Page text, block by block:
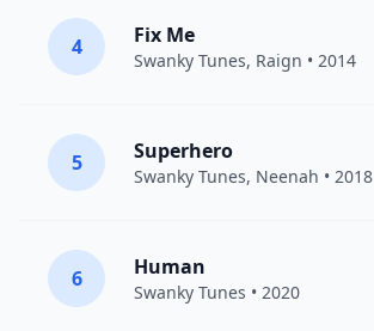
4 Fix Me
Swanky Tunes, Raign • 2014
5 Superhero
Swanky Tunes, Neenah • 2018
6 Human
Swanky Tunes • 2020